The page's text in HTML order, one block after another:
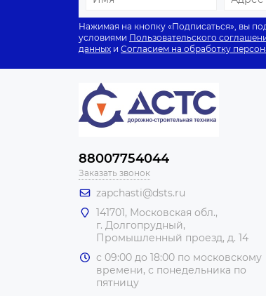
Нажимая на кнопку «Подписаться», вы
условиями Пользовательского
данных и Согласием на обработку
88007754044
Заказать звонок
zapchasti@dsts.ru
141701, Московская обл.,
г. Долгопрудный,
Промышленный проезд, д. 14
с 09:00 до 18:00 по московскому
времени, с понедельника по
пятницу